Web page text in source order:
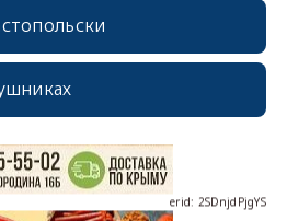
erid: 2SDnjdPjgYS